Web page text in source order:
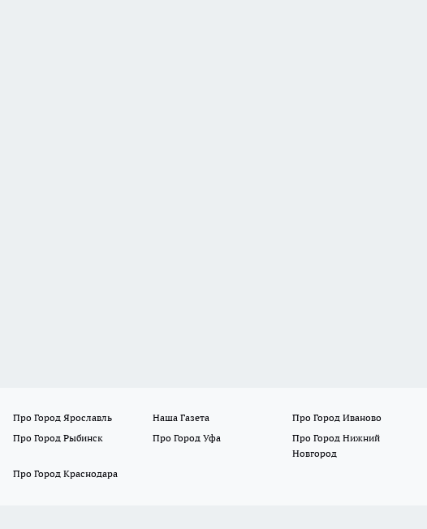
Про Город Ярославль Наша Газета
Про Город Иваново
Про Город Рыбинск Про Город Уфа
Про Город Нижний
Новгород
Про Город Краснодара